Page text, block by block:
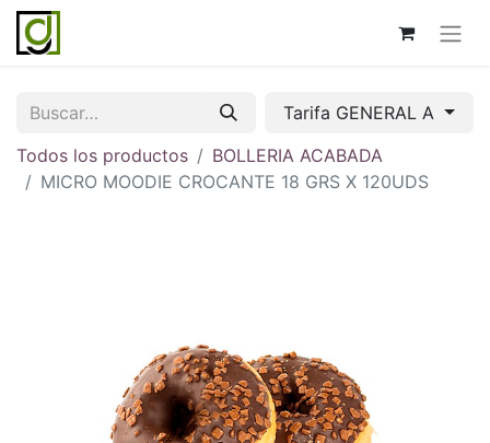
Tarifa GENERAL A
Todos los productos
BOLLERIA ACABADA
MICRO MOODIE CROCANTE 18 GRS X 120UDS